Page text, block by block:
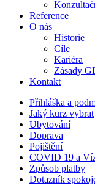
Reference
O nás
Historie
Cíle
Kariéra
Zásady
Kontakt
Přihláška a
Jaký kurz vybrat
Ubytování
Doprava
Pojištění
COVID 19 a
Způsob platby
Dotazník